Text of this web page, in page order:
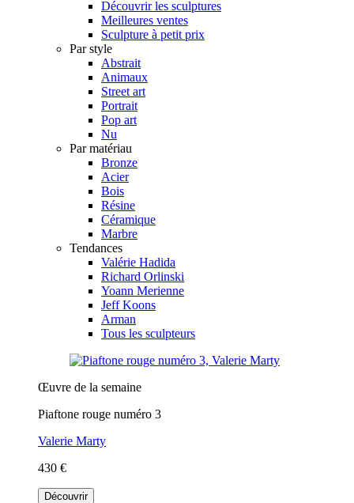
Découvrir les sculptures
Meilleures ventes
Sculpture à petit prix
Par style
Abstrait
Animaux
Street art
Portrait
Pop art
Nu
Par matériau
Bronze
Acier
Bois
Résine
Céramique
Marbre
Tendances
Valérie Hadida
Richard Orlinski
Yoann Merienne
Jeff Koons
Arman
Tous les sculpteurs
Œuvre de la semaine
Piaftone rouge numéro 3
Valerie Marty
430 €
Découvrir